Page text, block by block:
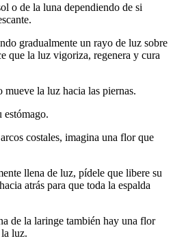
o de la luna dependiendo de si
gradualmente un rayo de luz sobre
que la luz vigoriza, regenera y cura
la luz hacia las piernas.
costales, imagina una flor que
llena de luz, pídele que libere su
atrás para que toda la espalda
de la laringe también hay una flor
luz.